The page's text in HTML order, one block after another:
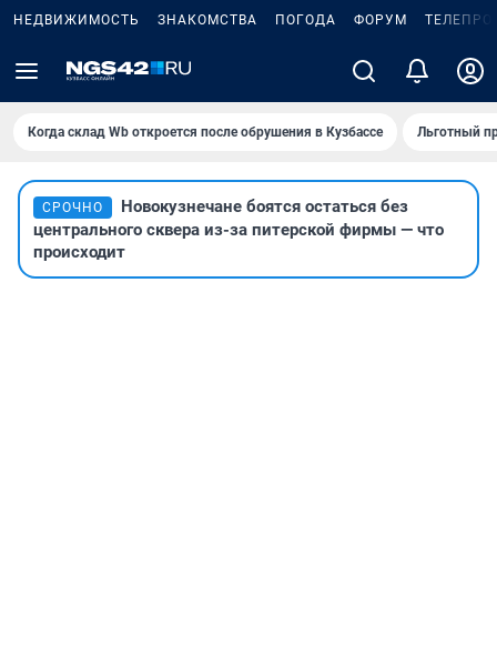
НЕДВИЖИМОСТЬ ЗНАКОМСТВА ПОГОДА ФОРУМ
Когда склад Wb откроется после обрушения в Кузбассе Льготный
СРОЧНО
Новокузнечане боятся остаться без
центрального сквера из-за питерской фирмы — что
происходит